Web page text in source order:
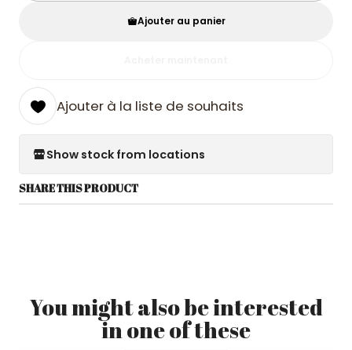
Ajouter au panier
Ajouter à la liste de souhaits
Show stock from locations
SHARE THIS PRODUCT
You might also be interested
in one of these